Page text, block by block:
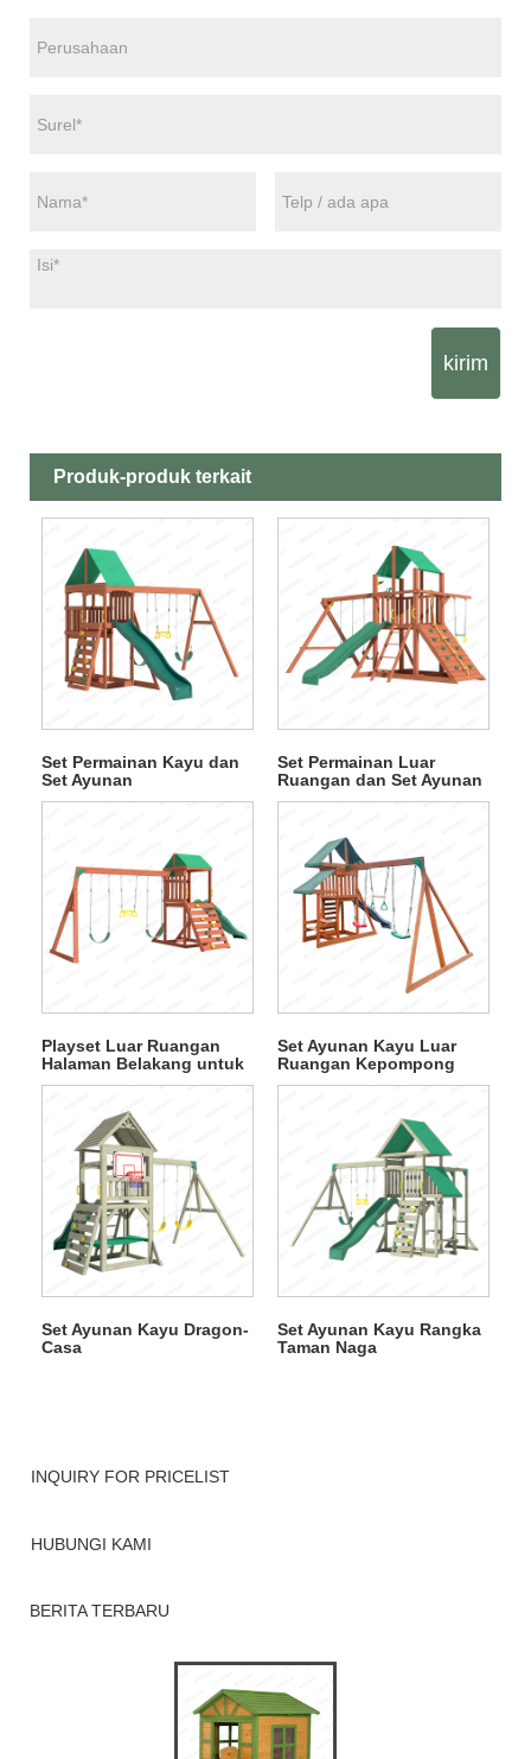
kirim
Produk-produk terkait
Set Permainan Kayu dan
Set Ayunan
Set Permainan Luar
Ruangan dan Set Ayunan
Playset Luar Ruangan
Halaman Belakang untuk
Anak-Anak
Set Ayunan Kayu Luar
Ruangan Kepompong
Naga
Set Ayunan Kayu Dragon-
Casa
Set Ayunan Kayu Rangka
Taman Naga
INQUIRY FOR PRICELIST
HUBUNGI KAMI
BERITA TERBARU